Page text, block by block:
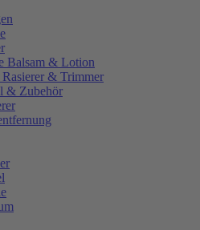
Balsam & Lotion
& Trimmer
& Zubehör